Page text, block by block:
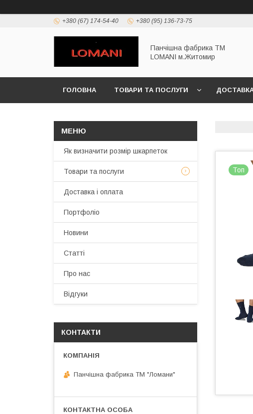
+380 (67) 174-54-40 +380 (95) 136-73-75
Панчішна фабрика ТМ
LOMANI м.Житомир
ГОЛОВНА ТОВАРИ ТА ПОСЛУГИ
Топ
Як визначити розмір шкарпеток
Товари та послуги
Доставка і оплата
Портфоліо
Новини
Статті
Про нас
Відгуки
КОНТАКТИ
Панчішна фабрика ТМ "Ломани"